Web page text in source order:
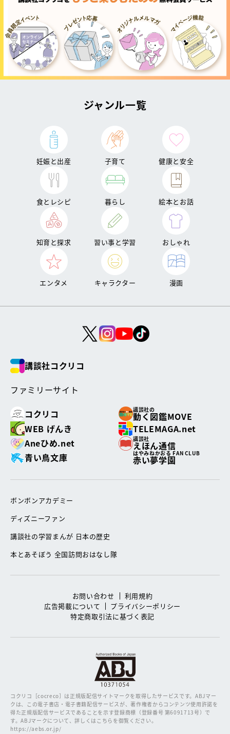
ジャンル一覧
妊娠と出産 子育て 健康と安全
食とレシピ 暮らし 絵本とお話
知育と探求 習い事と学習 おしゃれ
エンタメ キャラクター 漫画
講談社コクリコ
ファミリーサイト
コクリコ
講談社の
動く図鑑MOVE
WEB げんき
TELEMAGA.net
Aneひめ.net
講談社
えほん通信
青い鳥文庫
はやみねかおる FAN CLUB
赤い夢学園
ボンボンアカデミー
ディズニーファン
講談社の学習まんが 日本の歴史
本とあそぼう 全国訪問おはなし隊
お問い合わせ
利用規約
広告掲載について
プライバシーポリシー
特定商取引法に基づく表記
コクリコ［cocreco］は正規版配信サイトマークを取得したサービスです。ABJマー
クは、この電子書店・電子書籍配信サービスが、著作権者からコンテンツ使用許諾を
得た正規版配信サービスであることを示す登録商標（登録番号 第6091713号）で
す。ABJマークについて、詳しくはこちらを御覧ください。
https://aebs.or.jp/